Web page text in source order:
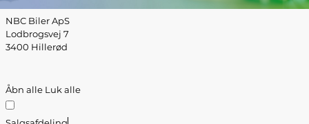
NBC Biler ApS
Lodbrogsvej 7
3400 Hillerød
Åbn alle Luk alle